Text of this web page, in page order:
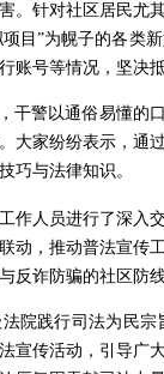
。针对社区居民尤
项目”为幌子的各
账号等情况，坚决
干警以通俗易懂的
大家纷纷表示，通
巧与法律知识。
作人员进行了深入
动，推动普法宣传
反诈防骗的社区防线
院践行司法为民
宣传活动，引导广